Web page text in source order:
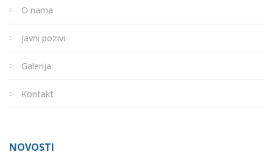
O nama
Javni pozivi
Galerija
Kontakt
NOVOSTI